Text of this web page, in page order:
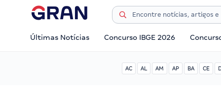
Últimas Notícias Concurso IBGE 2026
AC AL AM AP BA CE